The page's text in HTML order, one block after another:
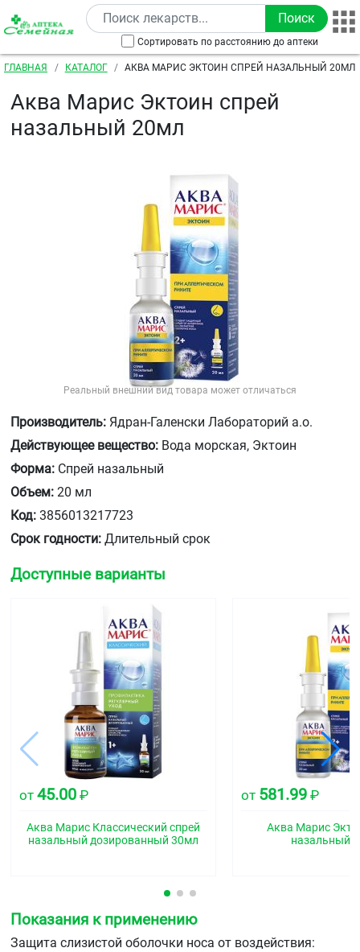
Перейти к основному содержанию
Сортировать по расстоянию до аптеки
Строка навигации
ГЛАВНАЯ КАТАЛОГ АКВА МАРИС ЭКТОИН СПРЕЙ НАЗАЛЬНЫЙ 20МЛ
Аква Марис Эктоин спрей
назальный 20мл
Реальный внешний вид товара может отличаться
Производитель: Ядран-Галенски Лабораторий а.о.
Действующее вещество: Вода морская, Эктоин
Форма: Спрей назальный
Объем: 20 мл
Код: 3856013217723
Срок годности: Длительный срок
Доступные варианты
от 45.00 ₽
Аква Марис Классический спрей
назальный дозированный 30мл
от 581.99 ₽
Аква Марис
назальный
Показания к применению
Защита слизистой оболочки носа от воздействия: